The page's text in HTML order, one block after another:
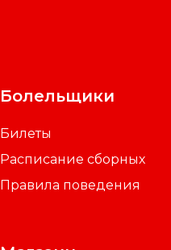
Болельщики
Билеты
Расписание сборных
Правила поведения